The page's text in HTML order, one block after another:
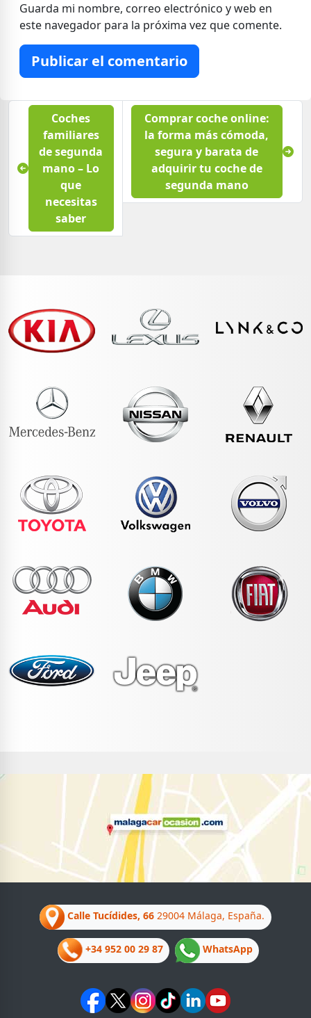
Guarda mi nombre, correo electrónico y web en
este navegador para la próxima vez que comente.
Publicar el comentario
Coches
familiares
de segunda
mano – Lo
que
necesitas
saber
Comprar coche online:
la forma más cómoda,
segura y barata de
adquirir tu coche de
segunda mano
Calle Tucídides, 66 29004 Málaga, España.
+34 952 00 29 87 WhatsApp